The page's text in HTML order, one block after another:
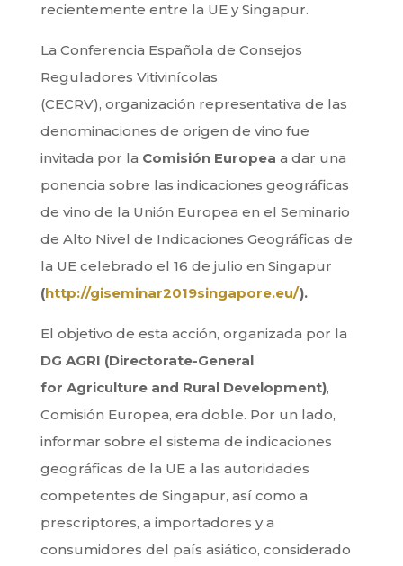
recientemente entre la UE y Singapur.
La Conferencia Española de Consejos
Reguladores Vitivinícolas
(CECRV), organización representativa de las
denominaciones de origen de vino fue
invitada por la Comisión Europea a dar una
ponencia sobre las indicaciones geográficas
de vino de la Unión Europea en el Seminario
de Alto Nivel de Indicaciones Geográficas de
la UE celebrado el 16 de julio en Singapur
(http://giseminar2019singapore.eu/).
El objetivo de esta acción, organizada por la
DG AGRI (Directorate-General
for Agriculture and Rural Development),
Comisión Europea, era doble. Por un lado,
informar sobre el sistema de indicaciones
geográficas de la UE a las autoridades
competentes de Singapur, así como a
prescriptores, a importadores y a
consumidores del país asiático, considerado